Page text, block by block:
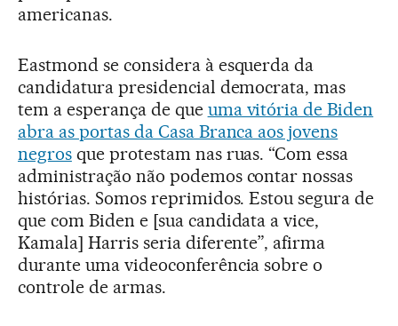
americanas.
Eastmond se considera à esquerda da
candidatura presidencial democrata, mas
tem a esperança de que uma vitória de Biden
abra as portas da Casa Branca aos jovens
negrosque protestam nas ruas. “Com essa
administração não podemos contar nossas
histórias. Somos reprimidos. Estou segura de
que com Biden e [sua candidata a vice,
Kamala] Harris seria diferente”, afirma
durante uma videoconferência sobre o
controle de armas.